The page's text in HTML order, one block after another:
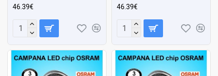
46.39€ 46.39€